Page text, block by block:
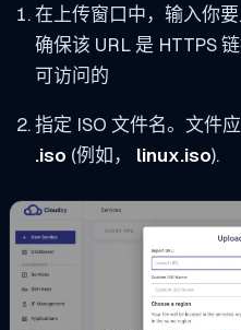
在上传窗口中，输入你
确保该 URL 是 HTTPS
可访问的
指定 ISO 文件名。文件
.iso (例如， linux.iso).